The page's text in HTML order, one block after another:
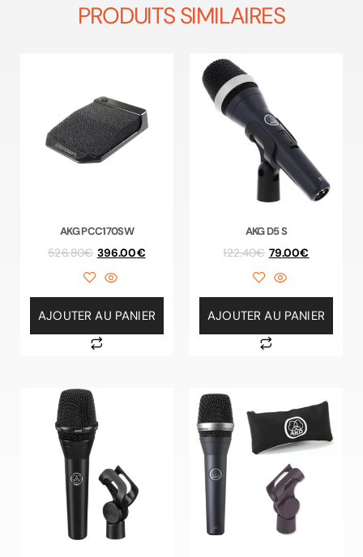
PRODUITS SIMILAIRES
AKG PCC170SW
526.80€ 396.00€
AJOUTER AU PANIER
AKG D5 S
122.40€ 79.00€
AJOUTER AU PANIER